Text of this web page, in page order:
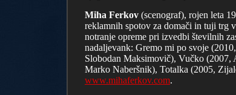
Miha Ferkov (scenograf), rojen leta
reklamnih spotov za domači in tuji trg
notranje opreme pri izvedbi številnih
nadaljevank: Gremo mi po svoje
Slobodan Maksimovič), Vučko (2007,
Marko Naberšnik), Totalka (2005,
www.mihaferkov.com.